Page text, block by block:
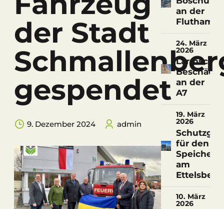
der Stadt
gespendet
9. Dezember 2024 admin
an der
Fluthamel
24. März
2026
an der
A7
19. März
2026
für den
am
Ettelsberg
10. März
2026